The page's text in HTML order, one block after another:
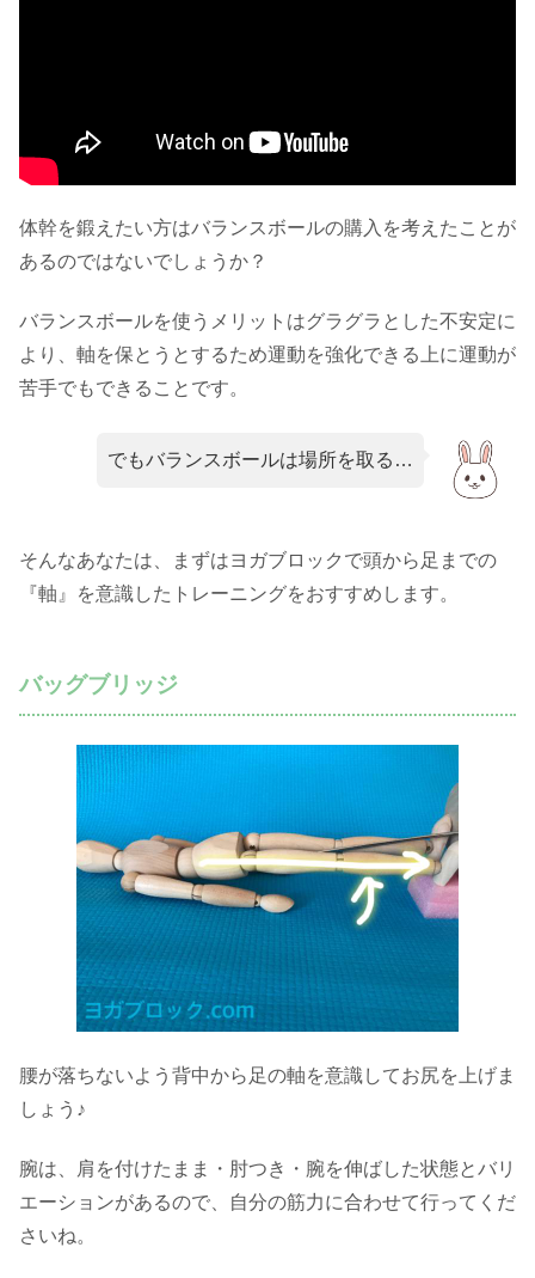
体幹を鍛えたい方はバランスボールの購入を考えたことが
あるのではないでしょうか？
バランスボールを使うメリットはグラグラとした不安定に
より、軸を保とうとするため運動を強化できる上に運動が
苦手でもできることです。
でもバランスボールは場所を取る…
そんなあなたは、まずはヨガブロックで頭から足までの
『軸』を意識したトレーニングをおすすめします。
バッグブリッジ
腰が落ちないよう背中から足の軸を意識してお尻を上げま
しょう♪
腕は、肩を付けたまま・肘つき・腕を伸ばした状態とバリ
エーションがあるので、自分の筋力に合わせて行ってくだ
さいね。